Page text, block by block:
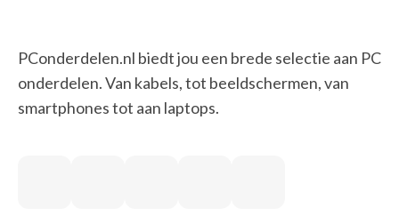
PConderdelen.nl biedt jou een brede selectie aan PC
onderdelen. Van kabels, tot beeldschermen, van
smartphones tot aan laptops.